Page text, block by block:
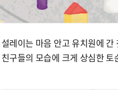
설레이는 마음 안고 유치원에
친구들의 모습에 크게 상심한